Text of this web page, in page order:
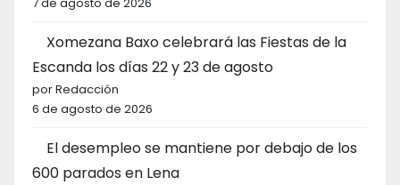
7 de agosto de 2026
Xomezana Baxo celebrará las Fiestas de la
Escanda los días 22 y 23 de agosto
por Redacción
6 de agosto de 2026
El desempleo se mantiene por debajo de los
600 parados en Lena